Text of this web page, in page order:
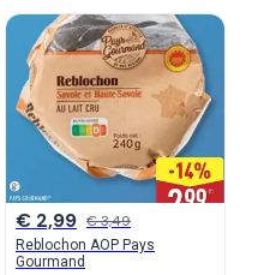
€ 2,99 € 3,49
Reblochon AOP Pays
Gourmand